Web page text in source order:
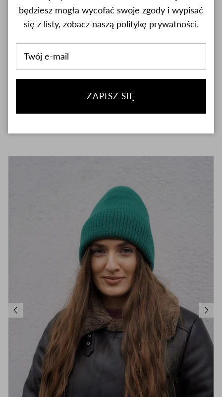
Czapka Gentle Cashmere Popielaty
będziesz mogła wycofać swoje zgody i wypisać
się z listy, zobacz naszą politykę prywatności.
ZAPISZ SIĘ